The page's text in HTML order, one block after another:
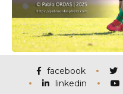
facebook
linkedin